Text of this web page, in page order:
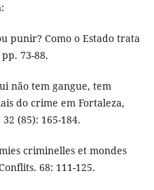
punir? Como o Estado trata
73-88.
não tem gangue, tem
do crime em Fortaleza,
(85): 165-184.
criminelles et mondes
68: 111-125.